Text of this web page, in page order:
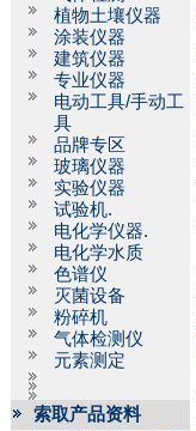
植物土壤仪器
涂装仪器
建筑仪器
专业仪器
电动工具/手动工
具
品牌专区
玻璃仪器
实验仪器
试验机.
电化学仪器.
电化学水质
色谱仪
灭菌设备
粉碎机
气体检测仪
元素测定
索取产品资料